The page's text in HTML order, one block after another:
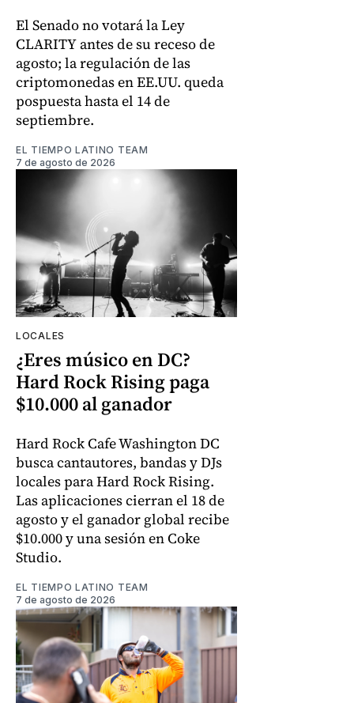
El Senado no votará la Ley
CLARITY antes de su receso de
agosto; la regulación de las
criptomonedas en EE.UU. queda
pospuesta hasta el 14 de
septiembre.
EL TIEMPO LATINO TEAM
7 de agosto de 2026
LOCALES
¿Eres músico en DC?
Hard Rock Rising paga
$10.000 al ganador
Hard Rock Cafe Washington DC
busca cantautores, bandas y DJs
locales para Hard Rock Rising.
Las aplicaciones cierran el 18 de
agosto y el ganador global recibe
$10.000 y una sesión en Coke
Studio.
EL TIEMPO LATINO TEAM
7 de agosto de 2026